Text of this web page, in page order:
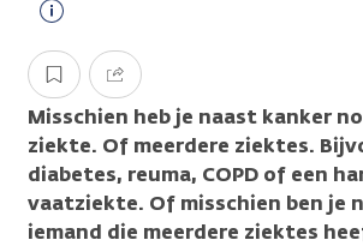
informatie
Opslaan Delen
Misschien heb je naast kanker
ziekte. Of meerdere ziektes.
diabetes, reuma, COPD of een
vaatziekte. Of misschien ben je
iemand die meerdere ziektes